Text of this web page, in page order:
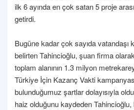
ilk 6 ayında en çok satan 5 proje
getirdi.
Bugüne kadar çok sayıda vatandaşı
belirten Tahincioğlu, şuan firma
toplam alanının 1.3 milyon
Türkiye İçin Kazanç Vakti
bulunduğumuz şartlar dolayısıyla
haiz olduğunu kaydeden Tahincioğlu,